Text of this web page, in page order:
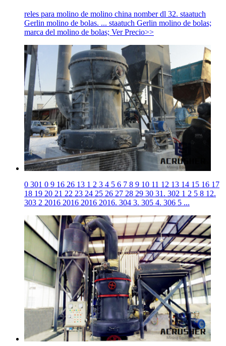
reles para molino de molino china nomber dl 32. staatuch
Gerlin molino de bolas. ... staatuch Gerlin molino de bolas;
marca del molino de bolas; Ver Precio>>
0 301 0 9 16 26 13 1 2 3 4 5 6 7 8 9 10 11 12 13 14 15 16 17
18 19 20 21 22 23 24 25 26 27 28 29 30 31. 302 1 2 5 8 12.
303 2 2016 2016 2016 2016. 304 3. 305 4. 306 5 ...